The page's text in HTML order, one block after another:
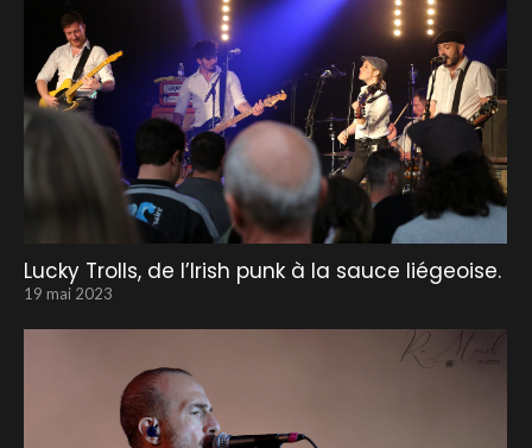
Lucky Trolls, de l’Irish punk à la sauce liégeoise.
19 mai 2023